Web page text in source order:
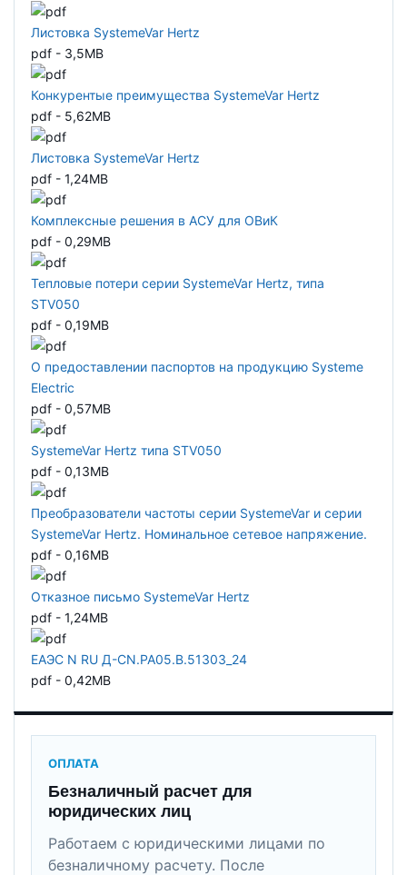
Листовка SystemeVar Hertz
pdf - 3,5MB
Конкурентые преимущества SystemeVar Hertz
pdf - 5,62MB
Листовка SystemeVar Hertz
pdf - 1,24MB
Комплексные решения в АСУ для ОВиК
pdf - 0,29MB
Тепловые потери серии SystemeVar Hertz, типа
STV050
pdf - 0,19MB
О предоставлении паспортов на продукцию Systeme
Electric
pdf - 0,57MB
SystemeVar Hertz типа STV050
pdf - 0,13MB
Преобразователи частоты серии SystemeVar и серии
SystemeVar Hertz. Номинальное сетевое напряжение.
pdf - 0,16MB
Отказное письмо SystemeVar Hertz
pdf - 1,24MB
ЕАЭС N RU Д-CN.РА05.В.51303_24
pdf - 0,42MB
ОПЛАТА
Безналичный расчет для
юридических лиц
Работаем с юридическими лицами по
безналичному расчету. После